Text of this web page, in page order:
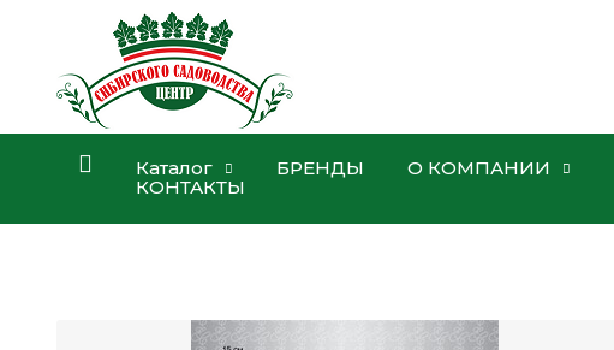
Каталог БРЕНДЫ О КОМПАНИИ
КОНТАКТЫ